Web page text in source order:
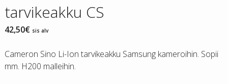
tarvikeakku CS
42,50€ sis alv
Cameron Sino Li-Ion tarvikeakku Samsung kameroihin. Sopii
mm. H200 malleihin.